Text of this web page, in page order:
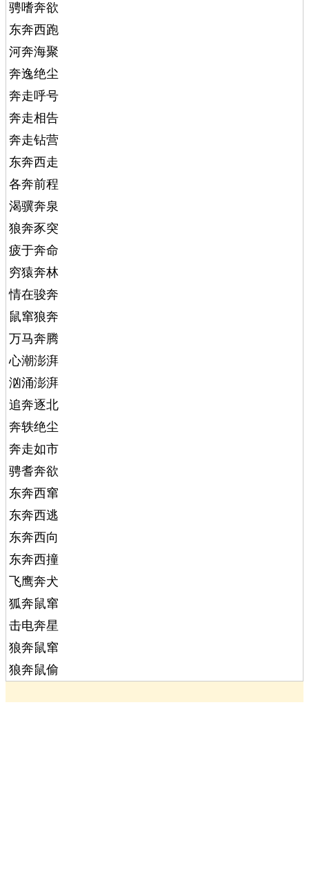
骋嗜奔欲
东奔西跑
河奔海聚
奔逸绝尘
奔走呼号
奔走相告
奔走钻营
东奔西走
各奔前程
渴骥奔泉
狼奔豕突
疲于奔命
穷猿奔林
情在骏奔
鼠窜狼奔
万马奔腾
心潮澎湃
汹涌澎湃
追奔逐北
奔轶绝尘
奔走如市
骋耆奔欲
东奔西窜
东奔西逃
东奔西向
东奔西撞
飞鹰奔犬
狐奔鼠窜
击电奔星
狼奔鼠窜
狼奔鼠偷